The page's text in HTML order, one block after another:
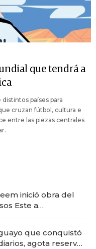
que tendrá a
países para
cruzan fútbol, cultura e
entre las piezas centrales
inició obra del
Este a
que conquistó
agota reservas